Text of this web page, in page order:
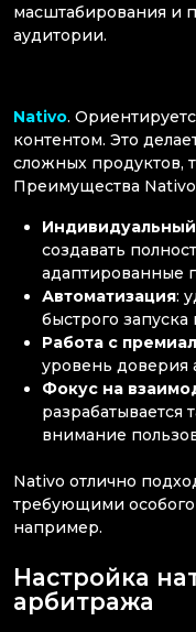
масштабирования и
аудитории.
Nativo.
контентом. Это
сложных продуктов,
Преимущества
создавать
адаптированные
Автоматизация:
быстрого
Работа с
уровень доверия
Фокус на
разрабатывается
внимание
Nativo отлично
требующими
например.
Настройка
арбитража